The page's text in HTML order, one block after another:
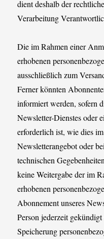
dient deshalb der
Verarbeitung
Die im Rahmen einer
erhobenen
ausschließlich zum
Ferner könnten
informiert werden, sofern
Newsletter-Dienstes oder
erforderlich ist, wie dies
Newsletterangebot oder
technischen
keine Weitergabe der im
erhobenen
Abonnement unseres
Person jederzeit
Speicherung